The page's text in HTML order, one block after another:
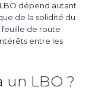
dépend autant
de la solidité du
de route
entre les
un LBO ?